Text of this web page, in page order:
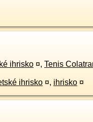
ihrisko ¤, Tenis
ihrisko ¤, ihrisko ¤